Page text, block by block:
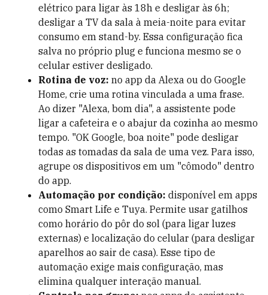
elétrico para ligar às 18h e desligar às 6h;
desligar a TV da sala à meia-noite para evitar
consumo em stand-by. Essa configuração fica
salva no próprio plug e funciona mesmo se o
celular estiver desligado.
Rotina de voz: no app da Alexa ou do Google
Home, crie uma rotina vinculada a uma frase.
Ao dizer "Alexa, bom dia", a assistente pode
ligar a cafeteira e o abajur da cozinha ao mesmo
tempo. "OK Google, boa noite" pode desligar
todas as tomadas da sala de uma vez. Para isso,
agrupe os dispositivos em um "cômodo" dentro
do app.
Automação por condição: disponível em apps
como Smart Life e Tuya. Permite usar gatilhos
como horário do pôr do sol (para ligar luzes
externas) e localização do celular (para desligar
aparelhos ao sair de casa). Esse tipo de
automação exige mais configuração, mas
elimina qualquer interação manual.